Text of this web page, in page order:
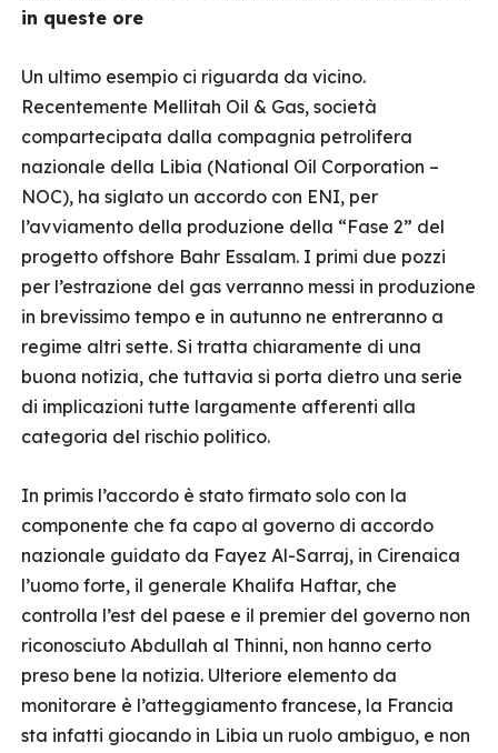
in queste ore
Un ultimo esempio ci riguarda da vicino.
Recentemente Mellitah Oil & Gas, società
compartecipata dalla compagnia petrolifera
nazionale della Libia (National Oil Corporation –
NOC), ha siglato un accordo con ENI, per
l’avviamento della produzione della “Fase 2” del
progetto offshore Bahr Essalam. I primi due pozzi
per l’estrazione del gas verranno messi in produzione
in brevissimo tempo e in autunno ne entreranno a
regime altri sette. Si tratta chiaramente di una
buona notizia, che tuttavia si porta dietro una serie
di implicazioni tutte largamente afferenti alla
categoria del rischio politico.
In primis l’accordo è stato firmato solo con la
componente che fa capo al governo di accordo
nazionale guidato da Fayez Al-Sarraj, in Cirenaica
l’uomo forte, il generale Khalifa Haftar, che
controlla l’est del paese e il premier del governo non
riconosciuto Abdullah al Thinni, non hanno certo
preso bene la notizia. Ulteriore elemento da
monitorare è l’atteggiamento francese, la Francia
sta infatti giocando in Libia un ruolo ambiguo, e non